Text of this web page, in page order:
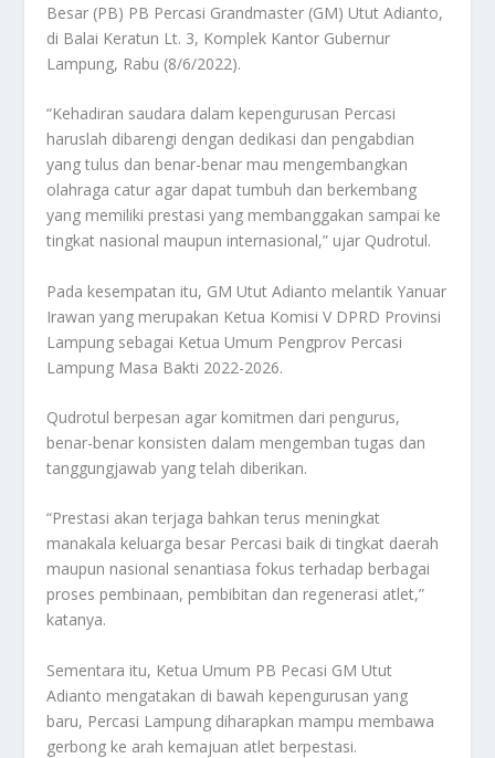
Besar (PB) PB Percasi Grandmaster (GM) Utut Adianto,
di Balai Keratun Lt. 3, Komplek Kantor Gubernur
Lampung, Rabu (8/6/2022).
“Kehadiran saudara dalam kepengurusan Percasi
haruslah dibarengi dengan dedikasi dan pengabdian
yang tulus dan benar-benar mau mengembangkan
olahraga catur agar dapat tumbuh dan berkembang
yang memiliki prestasi yang membanggakan sampai ke
tingkat nasional maupun internasional,” ujar Qudrotul.
Pada kesempatan itu, GM Utut Adianto melantik Yanuar
Irawan yang merupakan Ketua Komisi V DPRD Provinsi
Lampung sebagai Ketua Umum Pengprov Percasi
Lampung Masa Bakti 2022-2026.
Qudrotul berpesan agar komitmen dari pengurus,
benar-benar konsisten dalam mengemban tugas dan
tanggungjawab yang telah diberikan.
“Prestasi akan terjaga bahkan terus meningkat
manakala keluarga besar Percasi baik di tingkat daerah
maupun nasional senantiasa fokus terhadap berbagai
proses pembinaan, pembibitan dan regenerasi atlet,”
katanya.
Sementara itu, Ketua Umum PB Pecasi GM Utut
Adianto mengatakan di bawah kepengurusan yang
baru, Percasi Lampung diharapkan mampu membawa
gerbong ke arah kemajuan atlet berpestasi.